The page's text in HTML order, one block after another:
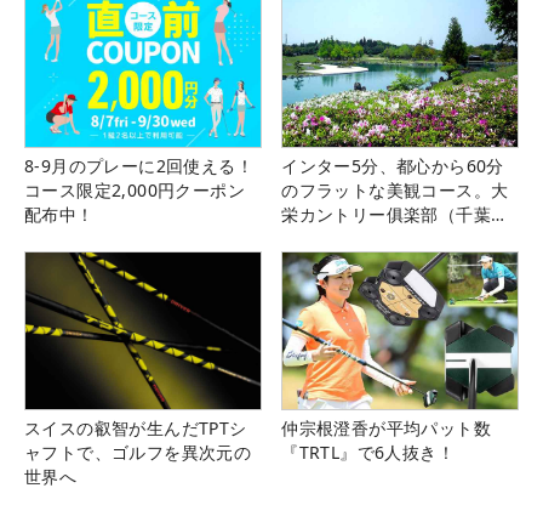
8-9月のプレーに2回使える！
コース限定2,000円クーポン
配布中！
インター5分、都心から60分
のフラットな美観コース。大
栄カントリー俱楽部（千葉
スイスの叡智が生んだTPTシ
ャフトで、ゴルフを異次元の
世界へ
仲宗根澄香が平均パット数
『TRTL』で6人抜き！